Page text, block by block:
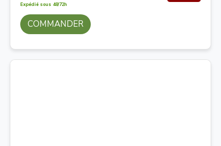
Expédié sous 48/72h
COMMANDER